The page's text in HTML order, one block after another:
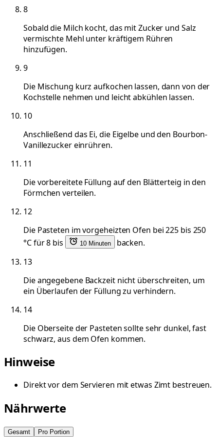
8
Sobald die Milch kocht, das mit Zucker und Salz
vermischte Mehl unter kräftigem Rühren
hinzufügen.
9
Die Mischung kurz aufkochen lassen, dann von der
Kochstelle nehmen und leicht abkühlen lassen.
10
Anschließend das Ei, die Eigelbe und den Bourbon-
Vanillezucker einrühren.
11
Die vorbereitete Füllung auf den Blätterteig in den
Förmchen verteilen.
12
Die Pasteten im vorgeheizten Ofen bei 225 bis 250
°C für 8 bis
10 Minuten
backen.
13
Die angegebene Backzeit nicht überschreiten, um
ein Überlaufen der Füllung zu verhindern.
14
Die Oberseite der Pasteten sollte sehr dunkel, fast
schwarz, aus dem Ofen kommen.
Hinweise
Direkt vor dem Servieren mit etwas Zimt bestreuen.
Nährwerte
Gesamt Pro Portion